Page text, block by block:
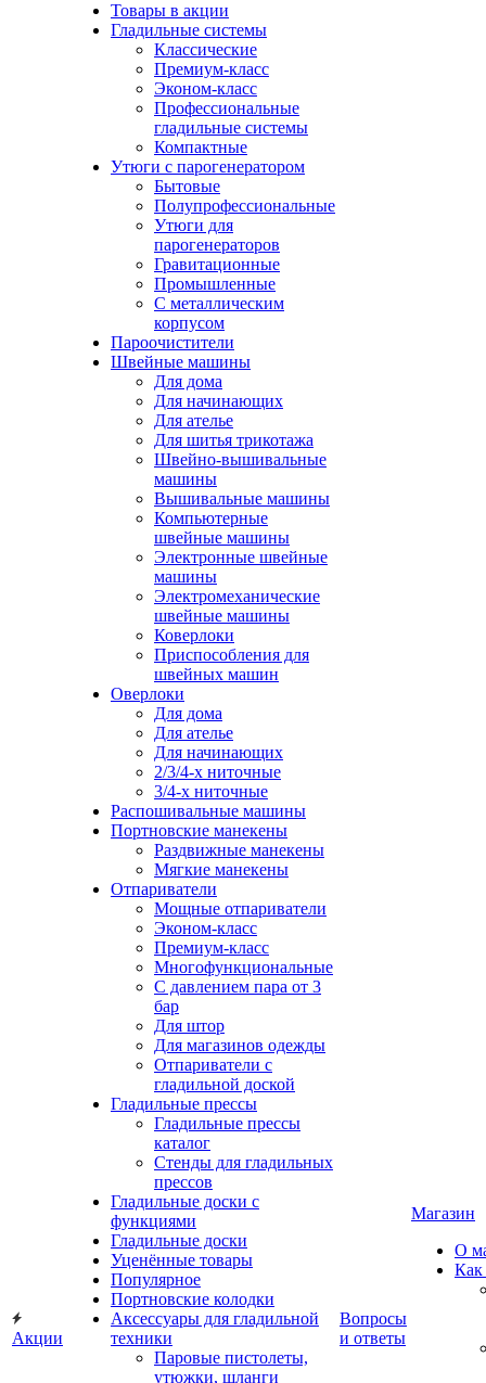
Акции
Товары в акции
Гладильные системы
Классические
Премиум-класс
Эконом-класс
Профессиональные
гладильные системы
Компактные
Утюги с парогенератором
Бытовые
Полупрофессиональные
Утюги для
парогенераторов
Гравитационные
Промышленные
С металлическим
корпусом
Пароочистители
Швейные машины
Для дома
Для начинающих
Для ателье
Для шитья трикотажа
Швейно-вышивальные
машины
Вышивальные машины
Компьютерные
швейные машины
Электронные швейные
машины
Электромеханические
швейные машины
Коверлоки
Приспособления для
швейных машин
Оверлоки
Для дома
Для ателье
Для начинающих
2/3/4-х ниточные
3/4-х ниточные
Распошивальные машины
Портновские манекены
Раздвижные манекены
Мягкие манекены
Отпариватели
Мощные отпариватели
Эконом-класс
Премиум-класс
Многофункциональные
С давлением пара от 3
бар
Для штор
Для магазинов одежды
Отпариватели с
гладильной доской
Гладильные прессы
Гладильные прессы
каталог
Стенды для гладильных
прессов
Гладильные доски с
функциями
Гладильные доски
Уценённые товары
Популярное
Портновские колодки
Аксессуары для гладильной
техники
Паровые пистолеты,
утюжки, шланги
Вопросы
и ответы
Магазин
О
Как